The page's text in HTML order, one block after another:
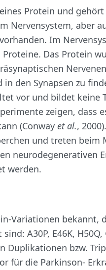
Protein und
Nervensystem, aber
Im
Das Protein
den Synapsen zu
vor und bildet keine
zeigen, dass
(Conway et al.,
und treten beim
neurodegenerativen
werden.
Variationen bekannt,
A30P, E46K, H50Q,
Duplikationen bzw.
für die Parkinson-